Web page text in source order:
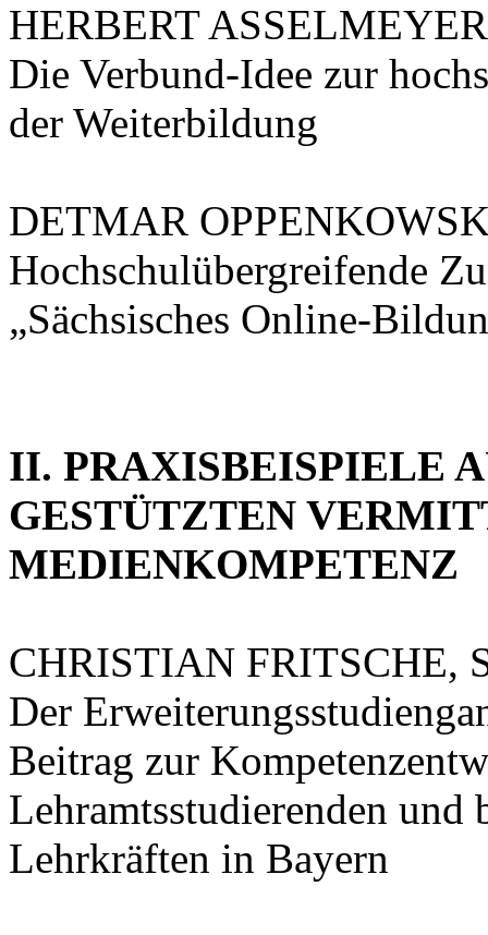
HERBERT ASSELMEYER
Die Verbund-Idee zur
der Weiterbildung
DETMAR
Hochschulübergreifende
„Sächsisches Online-
II. PRAXISBEISPIELE
GESTÜTZTEN
MEDIENKOMPETENZ
CHRISTIAN FRITSCHE,
Der
Beitrag zur
Lehramtsstudierenden und
Lehrkräften in Bayern